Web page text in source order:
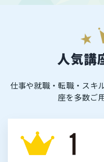
人気講
仕事や就職・転職・スキ
座を多数ご